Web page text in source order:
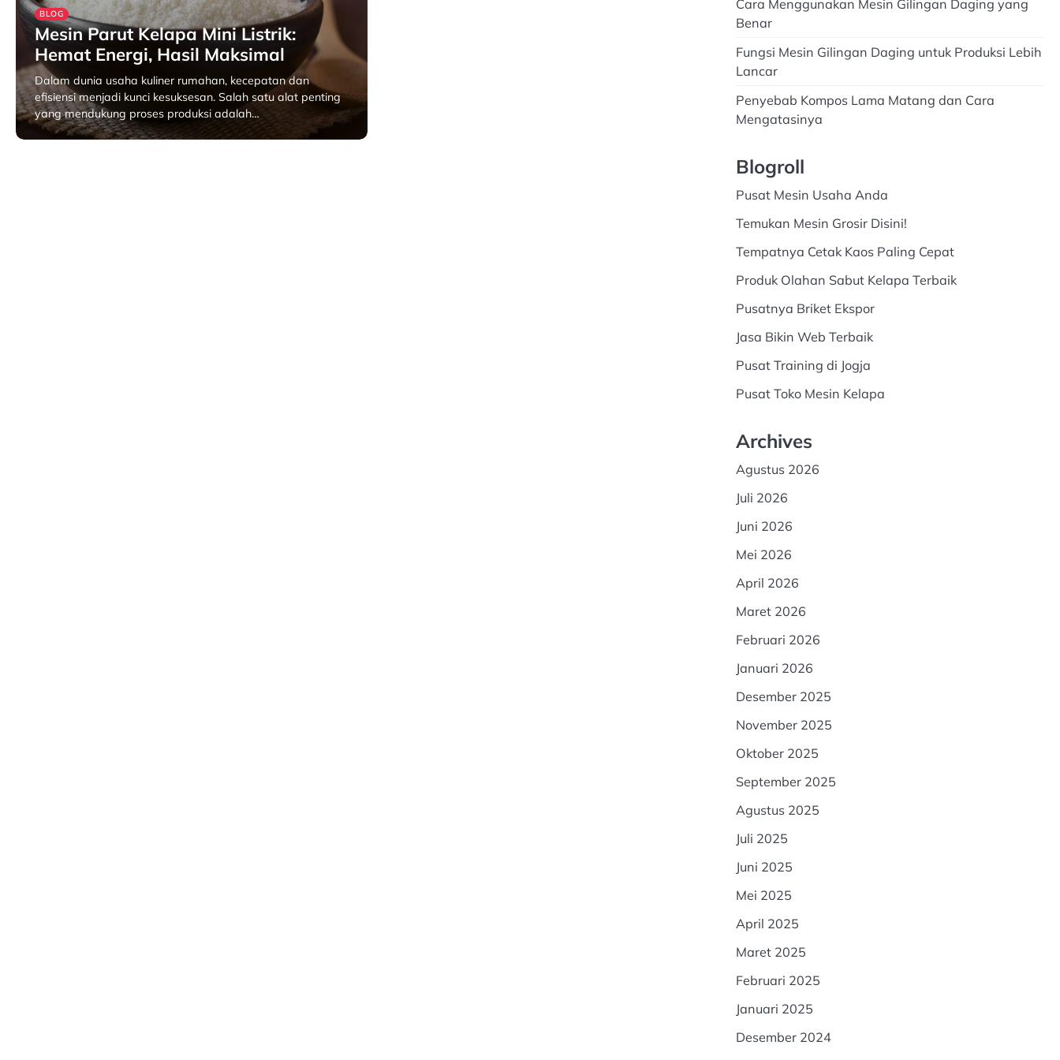
BLOG
Mesin Parut Kelapa Mini Listrik:
Hemat Energi, Hasil Maksimal
Dalam dunia usaha kuliner rumahan, kecepatan dan
efisiensi menjadi kunci kesuksesan. Salah satu alat penting
yang mendukung proses produksi adalah…
Juni 9, 2025
Cara Menggunakan Mesin Gilingan Daging yang
Benar
Fungsi Mesin Gilingan Daging untuk Produksi Lebih
Lancar
Penyebab Kompos Lama Matang dan Cara
Mengatasinya
Blogroll
Pusat Mesin Usaha Anda
Temukan Mesin Grosir Disini!
Tempatnya Cetak Kaos Paling Cepat
Produk Olahan Sabut Kelapa Terbaik
Pusatnya Briket Ekspor
Jasa Bikin Web Terbaik
Pusat Training di Jogja
Pusat Toko Mesin Kelapa
Archives
Agustus 2026
Juli 2026
Juni 2026
Mei 2026
April 2026
Maret 2026
Februari 2026
Januari 2026
Desember 2025
November 2025
Oktober 2025
September 2025
Agustus 2025
Juli 2025
Juni 2025
Mei 2025
April 2025
Maret 2025
Februari 2025
Januari 2025
Desember 2024